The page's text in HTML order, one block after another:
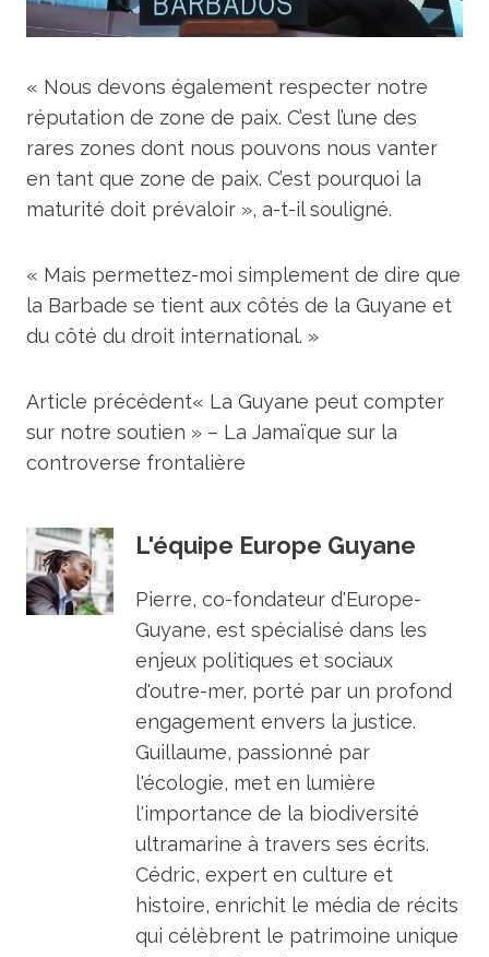
« Nous devons également respecter notre
réputation de zone de paix. C’est l’une des
rares zones dont nous pouvons nous vanter
en tant que zone de paix. C’est pourquoi la
maturité doit prévaloir », a-t-il souligné.
« Mais permettez-moi simplement de dire que
la Barbade se tient aux côtés de la Guyane et
du côté du droit international. »
Article précédent« La Guyane peut compter
sur notre soutien » – La Jamaïque sur la
controverse frontalière
L'équipe Europe Guyane
Pierre, co-fondateur d'Europe-
Guyane, est spécialisé dans les
enjeux politiques et sociaux
d'outre-mer, porté par un profond
engagement envers la justice.
Guillaume, passionné par
l'écologie, met en lumière
l'importance de la biodiversité
ultramarine à travers ses écrits.
Cédric, expert en culture et
histoire, enrichit le média de récits
qui célèbrent le patrimoine unique